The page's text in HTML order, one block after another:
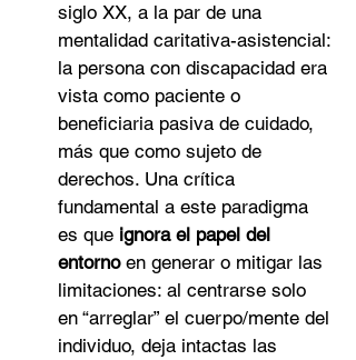
siglo XX, a la par de una
mentalidad caritativa-asistencial:
la persona con discapacidad era
vista como paciente o
beneficiaria pasiva de cuidado,
más que como sujeto de
derechos. Una crítica
fundamental a este paradigma
es que ignora el papel del
entorno en generar o mitigar las
limitaciones: al centrarse solo
en “arreglar” el cuerpo/mente del
individuo, deja intactas las